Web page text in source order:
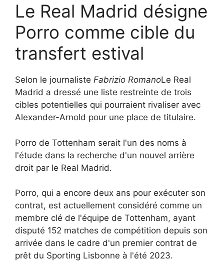
Le Real Madrid désigne
Porro comme cible du
transfert estival
Selon le journaliste Fabrizio RomanoLe Real
Madrid a dressé une liste restreinte de trois
cibles potentielles qui pourraient rivaliser avec
Alexander-Arnold pour une place de titulaire.
Porro de Tottenham serait l'un des noms à
l'étude dans la recherche d'un nouvel arrière
droit par le Real Madrid.
Porro, qui a encore deux ans pour exécuter son
contrat, est actuellement considéré comme un
membre clé de l'équipe de Tottenham, ayant
disputé 152 matches de compétition depuis son
arrivée dans le cadre d'un premier contrat de
prêt du Sporting Lisbonne à l'été 2023.